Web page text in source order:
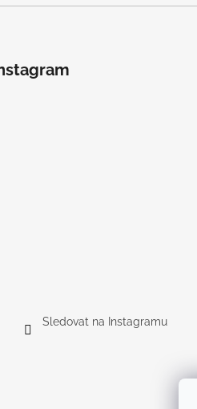
Sledovat na Instagramu